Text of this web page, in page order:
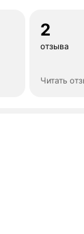
2
отзыва
Читать